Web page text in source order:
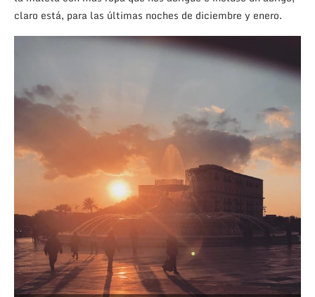
claro está, para las últimas noches de diciembre y enero.